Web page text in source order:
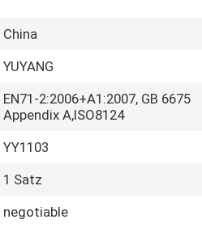
China
YUYANG
EN71-2:2006+A1:2007, GB 6675
Appendix A,ISO8124
YY1103
1 Satz
negotiable